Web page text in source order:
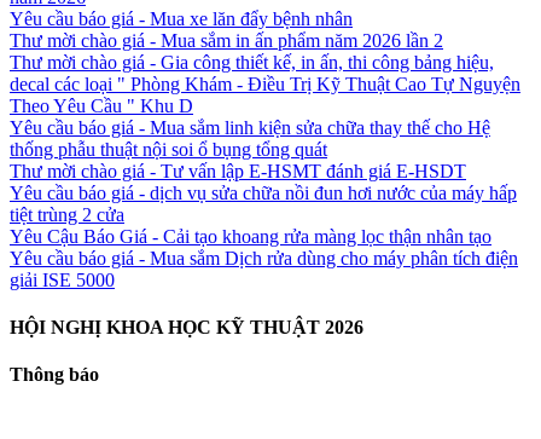
Yêu cầu báo giá - Mua xe lăn đẩy bệnh nhân
Thư mời chào giá - Mua sắm in ấn phẩm năm 2026 lần 2
Thư mời chào giá - Gia công thiết kế, in ấn, thi công bảng hiệu,
decal các loại " Phòng Khám - Điều Trị Kỹ Thuật Cao Tự Nguyện
Theo Yêu Cầu " Khu D
Yêu cầu báo giá - Mua sắm linh kiện sửa chữa thay thế cho Hệ
thống phẫu thuật nội soi ổ bụng tổng quát
Thư mời chào giá - Tư vấn lập E-HSMT đánh giá E-HSDT
Yêu cầu báo giá - dịch vụ sửa chữa nồi đun hơi nước của máy hấp
tiệt trùng 2 cửa
Yêu Cậu Báo Giá - Cải tạo khoang rửa màng lọc thận nhân tạo
Yêu cầu báo giá - Mua sắm Dịch rửa dùng cho máy phân tích điện
giải ISE 5000
HỘI NGHỊ KHOA HỌC KỸ THUẬT 2026
Thông báo